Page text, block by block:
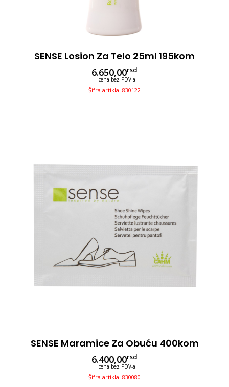
SENSE Losion Za Telo 25ml 195kom
6.650,00rsd
cena bez PDV-a
Šifra artikla: 830122
SENSE Maramice Za Obuću 400kom
6.400,00rsd
cena bez PDV-a
Šifra artikla: 830080